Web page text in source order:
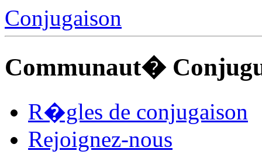
Conjugaison
Communaut�
R�gles de conjugaison
Rejoignez-nous